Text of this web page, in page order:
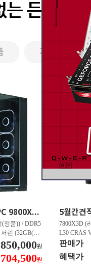
는 든든한
게이밍PC
5월 월간견적 4K 게이밍 PC 9800X3D RTX 5070 Ti GY508
(정품)) / DDR5
린 (32GB(16
피씨디렉
D7 16GB
NVMe (2T
원
원
7800X3D (
L30 CRAS
B850M
스 RTX
A 히트싱크
판매가
혜택가